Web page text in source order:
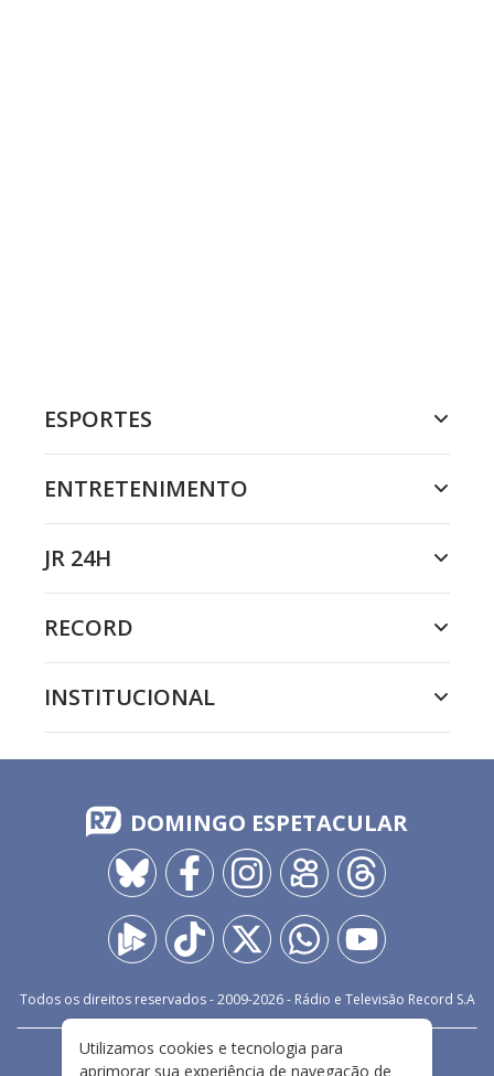
ESPORTES
ENTRETENIMENTO
JR 24H
RECORD
INSTITUCIONAL
DOMINGO ESPETACULAR
Todos os direitos reservados - 2009-2026- Rádio e Televisão Record S.A
FALE CONOSCO PRIVACIDADE
Utilizamos cookies e tecnologia para
aprimorar sua experiência de navegação de